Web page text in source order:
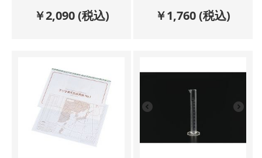
￥2,090(税込) ￥1,760(税込)